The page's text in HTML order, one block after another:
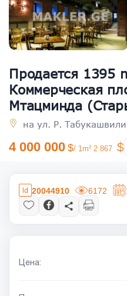
Продается 1395
Коммерческая
Мтацминда
на ул. Р. Табукашвили
4 000 000 / 1m² 2 867
20044910 6172
Цена: